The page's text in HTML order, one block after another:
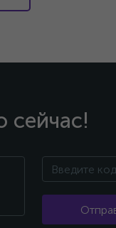
сейчас!